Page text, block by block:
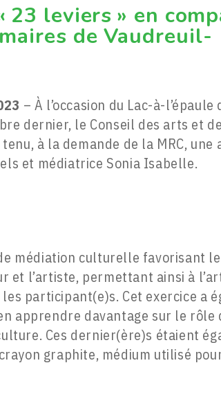
23 leviers » en
de Vaudreuil-
– À l’occasion du Lac-à-l’épaule
dernier, le Conseil des arts et
à la demande de la MRC, une
et médiatrice Sonia Isabelle.
médiation culturelle favorisant le
et l’artiste, permettant ainsi à
participant(e)s. Cet exercice a
apprendre davantage sur le rôle
Ces dernier(ère)s étaient
graphite, médium utilisé